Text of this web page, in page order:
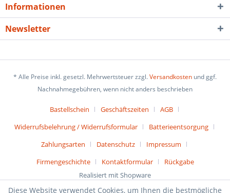
Informationen
Newsletter
* Alle Preise inkl. gesetzl. Mehrwertsteuer zzgl.Versandkosten und ggf.
Nachnahmegebühren, wenn nicht anders beschrieben
Bastellschein Geschäftszeiten
AGB
Widerrufsbelehrung / Widerrufsformular
Batterieentsorgung
Zahlungsarten
Datenschutz
Impressum
Firmengeschichte
Kontaktformular
Rückgabe
Realisiert mit Shopware
Diese Website verwendet Cookies, um Ihnen die bestmögliche